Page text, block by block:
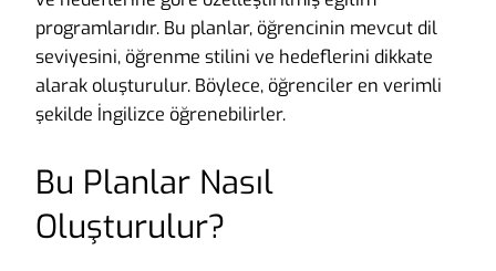
programlarıdır. Bu planlar, öğrencinin mevcut dil
seviyesini, öğrenme stilini ve hedeflerini dikkate
alarak oluşturulur. Böylece, öğrenciler en verimli
şekilde İngilizce öğrenebilirler.
Bu Planlar Nasıl
Oluşturulur?